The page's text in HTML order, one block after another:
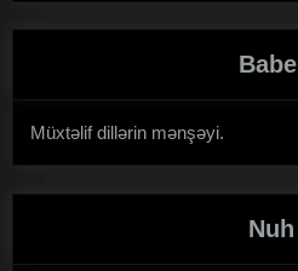
Babel
Müxtəlif dillərin mənşəyi.
Nuh